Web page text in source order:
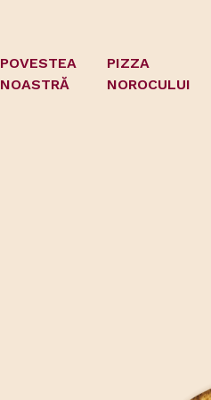
POVESTEA
NOASTRĂ
PIZZA
NOROCULUI